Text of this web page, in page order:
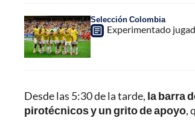
Selección Colombia
Experimentado
Desde las 5:30 de la tarde, la barra
pirotécnicos y un grito de apoyo,